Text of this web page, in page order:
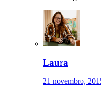
Laura
21 novembro,